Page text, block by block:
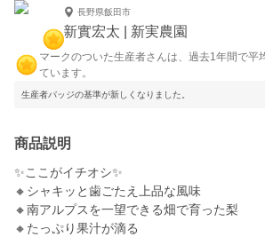
長野県飯田市
新實宏太 | 新実農園
マークのついた生産者さんは、過去1年間で平
ています。
生産者バッジの基準が新しくなりました。
商品説明
✨ここがイチオシ✨
🔸シャキッと歯ごたえ上品な風味
🔸南アルプスを一望できる畑で育った梨
🔸たっぷり果汁が滴る